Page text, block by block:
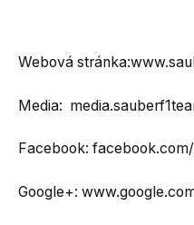
Webová
Media:
Facebook:
Google+: